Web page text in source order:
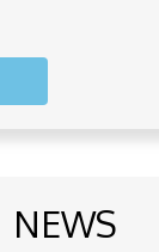
NEWS